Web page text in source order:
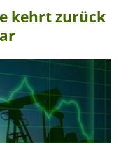
kehrt zurück